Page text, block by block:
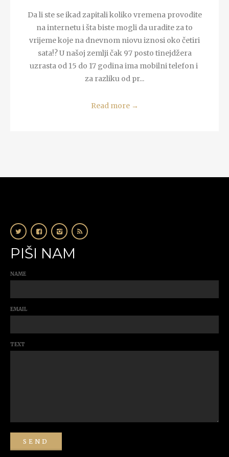
Da li ste se ikad zapitali koliko vremena provodite
na internetu i šta biste mogli da uradite za to
vrijeme koje na dnevnom niovu iznosi oko četiri
sata!? U našoj zemlji čak 97 posto tinejdžera
uzrasta od 15 do 17 godina ima mobilni telefon i
za razliku od pr...
Read more →
PIŠI NAM
NAME
EMAIL
TEXT